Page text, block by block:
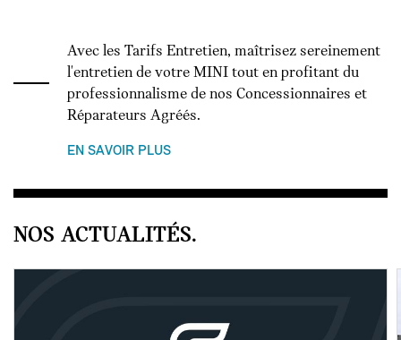
Avec les Tarifs Entretien, maîtrisez sereinement
l'entretien de votre MINI tout en profitant du
professionnalisme de nos Concessionnaires et
Réparateurs Agréés.
EN SAVOIR PLUS
NOS ACTUALITÉS.